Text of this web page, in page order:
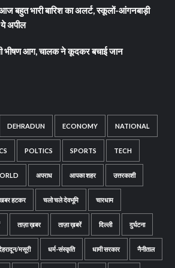
बहुत भारी बारिश का अलर्ट, स्कूलों-आंगनबाड़ी
अपील
भीषण आग, चालक ने कूदकर बचाई जान
DEHRADUN ECONOMY NATIONAL
POLTICS SPORTS TECH
अपराध आपका शहर उत्तरकाशी
हटकर चलो चले देवभूमि चारधाम
ताज़ा ख़बर ताज़ा ख़बरें दिल्ली दुर्घटना
मसूरी धर्म-संस्कृति धामी सरकार नैनीताल